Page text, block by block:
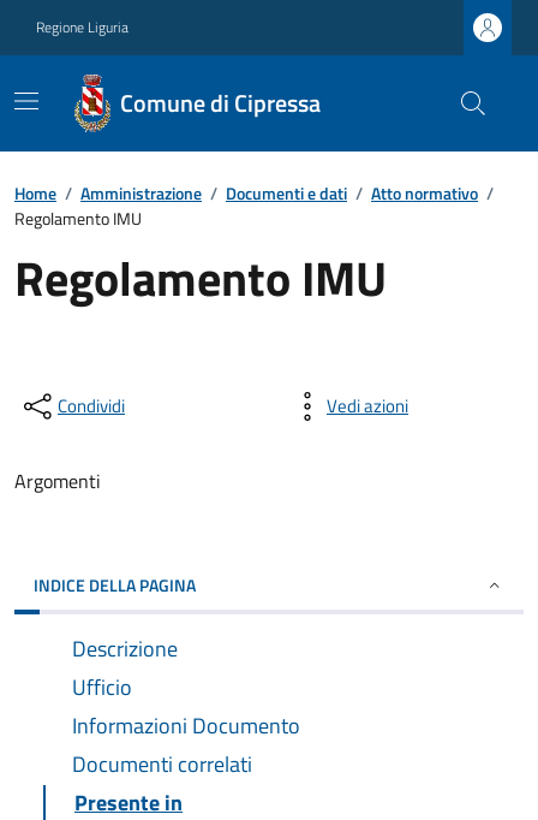
Regione Liguria
Comune di Cipressa
Home / Amministrazione / Documenti e dati / Atto normativo /
Regolamento IMU
Regolamento IMU
Condividi Vedi azioni
Argomenti
INDICE DELLA PAGINA
Descrizione
Ufficio
Informazioni Documento
Documenti correlati
Presente in